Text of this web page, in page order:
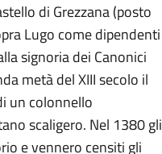
di Grezzana (posto
Lugo come dipendenti
signoria dei Canonici
metà del XIII secolo il
un colonnello
scaligero. Nel 1380 gli
e vennero censiti gli